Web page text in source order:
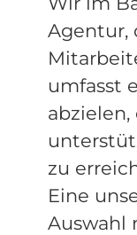
Agentur,
umfasst
zu
Eine
Auswahl